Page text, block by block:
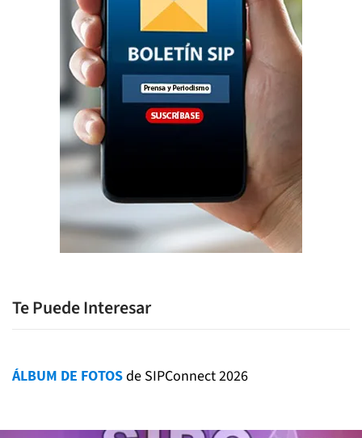
Te Puede Interesar
ÁLBUM DE FOTOSde SIPConnect 2026